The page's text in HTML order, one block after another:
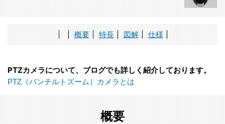
概要 特長 図解 仕様
PTZカメラについて、ブログでも詳しく紹介しております。
PTZ（パンチルトズーム）カメラとは
概要